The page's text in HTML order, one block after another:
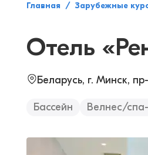
Главная Зарубежные
Отель
Беларусь, г. Минск,
Бассейн Велнес/